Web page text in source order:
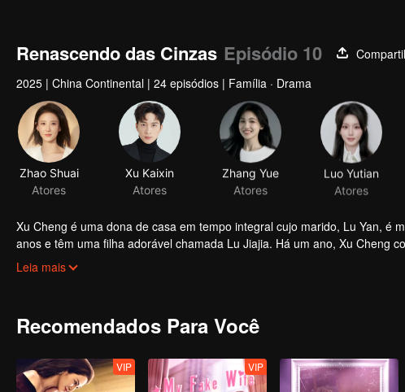
Renascendo das Cinzas Episódio 10
2025 | China Continental | 24 episódios | Família · Drama
Zhao Shuai
Atores
Xu Kaixin
Atores
Zhang Yue
Atores
Luo Yutian
Atores
Xu Cheng é uma dona de casa em tempo integral cujo marido, Lu Yan, é
anos e têm uma filha adorável chamada Lu Jiajia. Há um ano, Xu Cheng
alucinação ocasional também fez com que ela machucasse a si mesma e
Leia mais
Recomendados Para Você
VIP VIP